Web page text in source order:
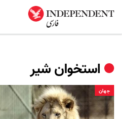
استخوان شیر
جهان